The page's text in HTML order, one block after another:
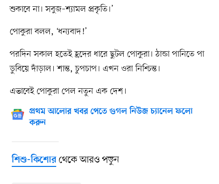
শুকাবে না। সবুজ–শ্যামল প্রকৃতি।’
পোকুরা বলল, ‘ধন্যবাদ!’
পরদিন সকাল হতেই হ্রদের ধারে ছুটল পোকুরা। ঠান্ডা পানিতে পা
ডুবিয়ে দাঁড়াল। শান্ত, চুপচাপ। এখন ওরা নিশ্চিন্ত।
এভাবেই পোকুরা পেল নতুন এক দেশ।
প্রথম আলোর খবর পেতে গুগল নিউজ চ্যানেল ফলো
করুন
শিশু-কিশোরথেকে আরও পড়ুন